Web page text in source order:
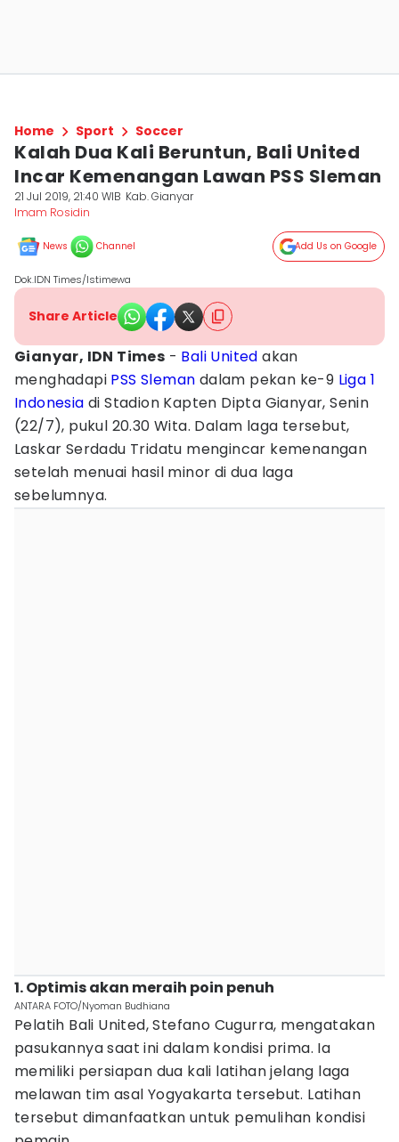
Home Sport Soccer
Kalah Dua Kali Beruntun, Bali United
Incar Kemenangan Lawan PSS Sleman
21 Jul 2019, 21:40 WIB Kab. Gianyar
Imam Rosidin
News Channel Add Us on Google
Dok.IDN Times/Istimewa
Share Article
Gianyar, IDN Times - Bali United akan
menghadapi PSS Sleman dalam pekan ke-9 Liga 1
Indonesia di Stadion Kapten Dipta Gianyar, Senin
(22/7), pukul 20.30 Wita. Dalam laga tersebut,
Laskar Serdadu Tridatu mengincar kemenangan
setelah menuai hasil minor di dua laga
sebelumnya.
1. Optimis akan meraih poin penuh
ANTARA FOTO/Nyoman Budhiana
Pelatih Bali United, Stefano Cugurra, mengatakan
pasukannya saat ini dalam kondisi prima. Ia
memiliki persiapan dua kali latihan jelang laga
melawan tim asal Yogyakarta tersebut. Latihan
tersebut dimanfaatkan untuk pemulihan kondisi